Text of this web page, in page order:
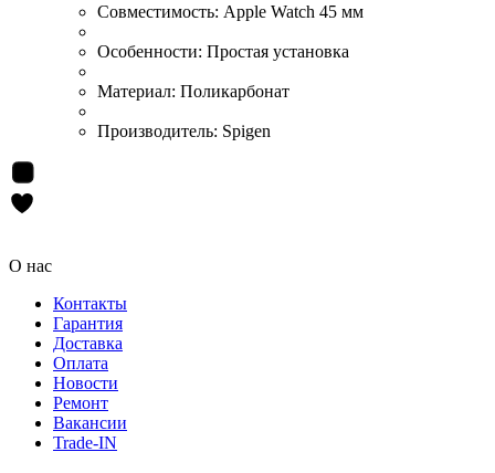
Совместимость: Apple Watch 45 мм
Особенности: Простая установка
Материал: Поликарбонат
Производитель: Spigen
О нас
Контакты
Гарантия
Доставка
Оплата
Новости
Ремонт
Вакансии
Trade-IN